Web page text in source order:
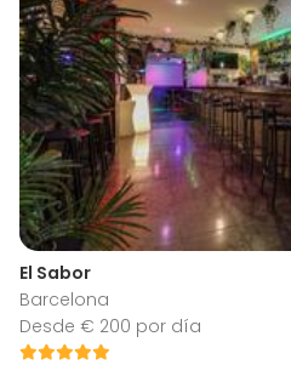
El Sabor
Barcelona
Desde € 200 por día